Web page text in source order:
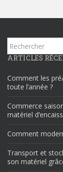
Rechercher...
ARTICLES
Comment les
toute l’année ?
Commerce
matériel
Comment
Transport et
son matériel